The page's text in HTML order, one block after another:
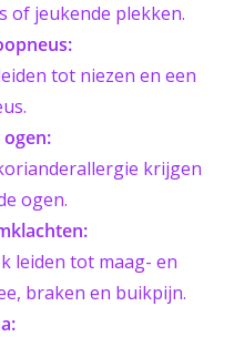
of jeukende plekken.
tot niezen en een
ogen:
krijgen
ogen.
leiden tot maag- en
braken en buikpijn.